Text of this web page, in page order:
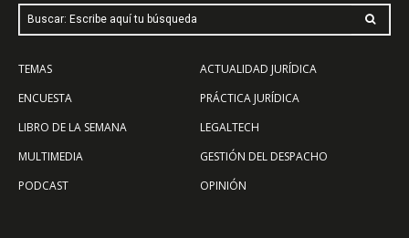
Buscar: Escribe aquí tu búsqueda
TEMAS
ENCUESTA
LIBRO DE LA SEMANA
MULTIMEDIA
PODCAST
ACTUALIDAD JURÍDICA
PRÁCTICA JURÍDICA
LEGALTECH
GESTIÓN DEL DESPACHO
OPINIÓN